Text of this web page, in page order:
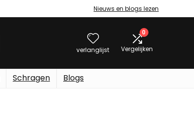
Nieuws en blogs lezen
verlanglijst
0
Vergelijken
Schragen Blogs